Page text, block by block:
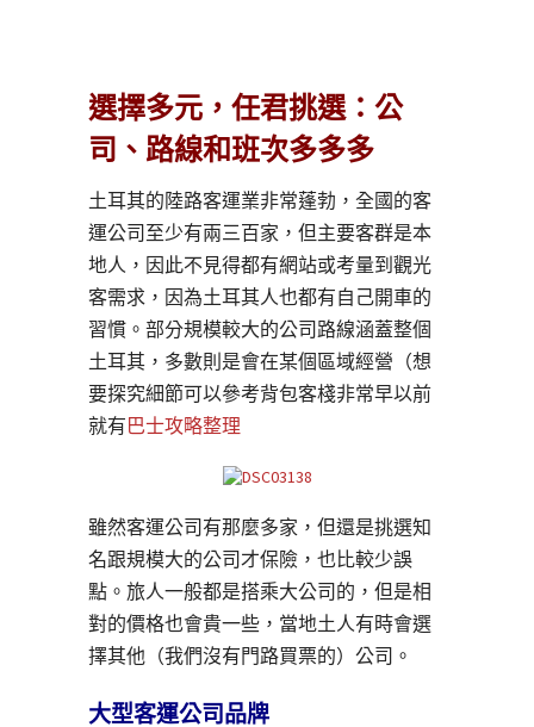
選擇多元，任君挑選：公
司、路線和班次多多多
土耳其的陸路客運業非常蓬勃，全國的客
運公司至少有兩三百家，但主要客群是本
地人，因此不見得都有網站或考量到觀光
客需求，因為土耳其人也都有自己開車的
習慣。部分規模較大的公司路線涵蓋整個
土耳其，多數則是會在某個區域經營（想
要探究細節可以參考背包客棧非常早以前
就有巴士攻略整理
雖然客運公司有那麼多家，但還是挑選知
名跟規模大的公司才保險，也比較少誤
點。旅人一般都是搭乘大公司的，但是相
對的價格也會貴一些，當地土人有時會選
擇其他（我們沒有門路買票的）公司。
大型客運公司品牌